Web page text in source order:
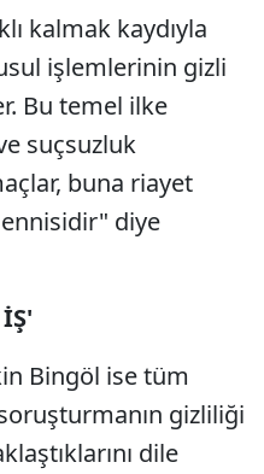
kalmak kaydıyla
işlemlerinin gizli
Bu temel ilke
suçsuzluk
buna riayet
diye
Bingöl ise tüm
gizliliği
dile